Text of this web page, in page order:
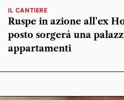
IL CANTIERE
Ruspe in azione all’ex
posto sorgerà una
appartamenti